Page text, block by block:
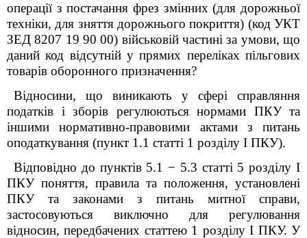
операції з постачання фрез змінних (для дорожньої
техніки, для зняття дорожнього покриття) (код УКТ
ЗЕД 8207 19 90 00) військовій частині за умови, що
даний код відсутній у прямих переліках пільгових
товарів оборонного призначення?
Відносини, що виникають у сфері справляння
податків і зборів регулюються нормами ПКУта
іншими нормативно-правовими актами з питань
оподаткування (пункт 1.1 статті 1 розділу І ПКУ).
Відповідно до пунктів 5.1 − 5.3 статті 5 розділу I
ПКУпоняття, правила та положення, установлені
ПКУ та законами з питань митної справи,
застосовуються виключно для регулювання
відносин, передбачених статтею 1 розділу I ПКУ. У